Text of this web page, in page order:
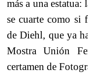
más a una
se cuarte como si
de Diehl, que ya
Mostra Unión
certamen de